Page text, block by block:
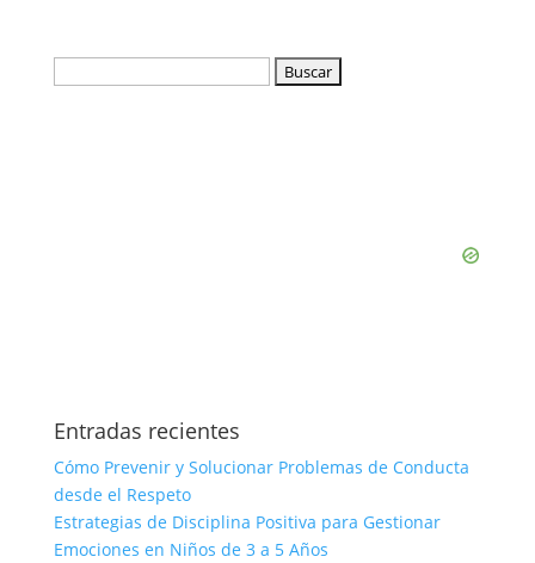
Entradas recientes
Cómo Prevenir y Solucionar Problemas de Conducta
desde el Respeto
Estrategias de Disciplina Positiva para Gestionar
Emociones en Niños de 3 a 5 Años